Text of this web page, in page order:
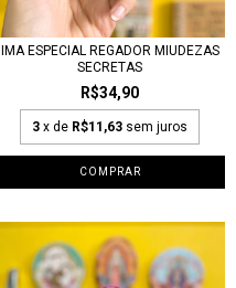
IMA ESPECIAL REGADOR MIUDEZAS
SECRETAS
R$34,90
3 x de R$11,63 sem juros